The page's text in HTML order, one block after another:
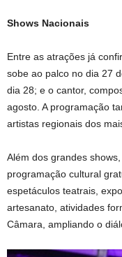
Shows Nacionais
Entre as atrações já
sobe ao palco no dia 27
dia 28; e o cantor,
agosto. A programação
artistas regionais dos
Além dos grandes
programação cultural
espetáculos teatrais,
artesanato, atividades
Câmara, ampliando o